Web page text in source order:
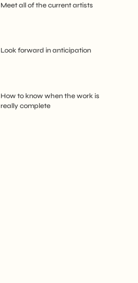
Meet all of the current artists
Look forward in anticipation
How to know when the work is
really complete